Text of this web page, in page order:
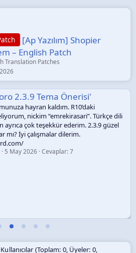
[Ap Yazılım] Shopier
– English Patch
Translation Patches
2.3.9 Tema Önerisi'
hayran kaldım. R10’daki
nickim “emrekirasari”. Türkçe dili
ayrıca çok teşekkür ederim. 2.3.9 güzel
mı? İyi çalışmalar dilerim.
5 May 2026 Cevaplar: 7
(Toplam: 0, Üyeler: 0,